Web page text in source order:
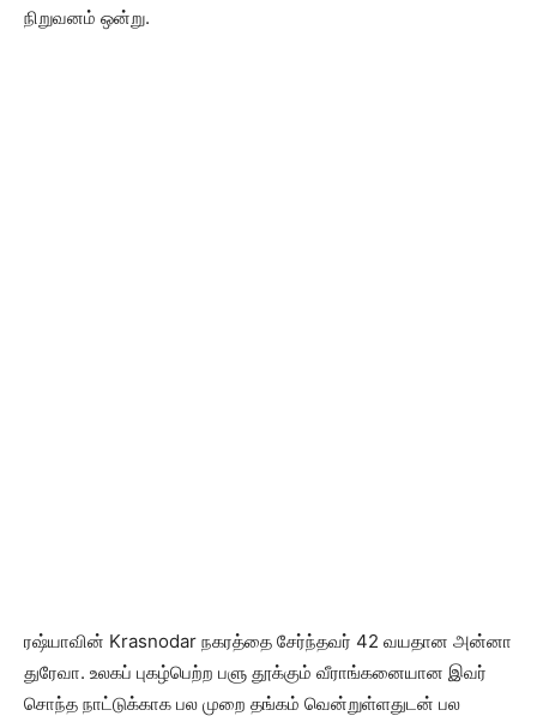
நிறுவனம் ஒன்று.
ரஷ்யாவின் Krasnodar நகரத்தை சேர்ந்தவர் 42 வயதான அன்னா
துரேவா. உலகப் புகழ்பெற்ற பளு தூக்கும் வீராங்கனையான இவர்
சொந்த நாட்டுக்காக பல முறை தங்கம் வென்றுள்ளதுடன் பல